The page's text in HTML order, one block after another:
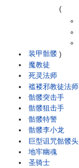
装甲骷髅
(
)
魔教徒
死灵法师
褴褛邪教徒法师
骷髅突击手
骷髅狙击手
骷髅特警
骷髅李小龙
巨型诅咒骷髅头
地牢幽魂
圣骑士